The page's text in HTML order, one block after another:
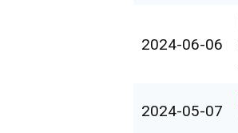
2024-06-06
2024-05-07